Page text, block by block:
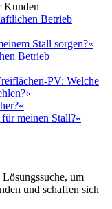
Kunden
Betrieb
Stall sorgen?«
Betrieb
PV: Welche
meinen Stall?«
um
und schaffen sich